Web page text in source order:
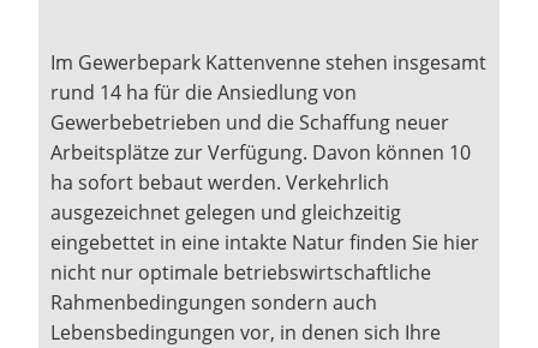
Im Gewerbepark Kattenvenne stehen insgesamt
rund 14 ha für die Ansiedlung von
Gewerbebetrieben und die Schaffung neuer
Arbeitsplätze zur Verfügung. Davon können 10
ha sofort bebaut werden. Verkehrlich
ausgezeichnet gelegen und gleichzeitig
eingebettet in eine intakte Natur finden Sie hier
nicht nur optimale betriebswirtschaftliche
Rahmenbedingungen sondern auch
Lebensbedingungen vor, in denen sich Ihre